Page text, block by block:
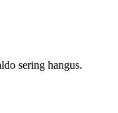
sering hangus.